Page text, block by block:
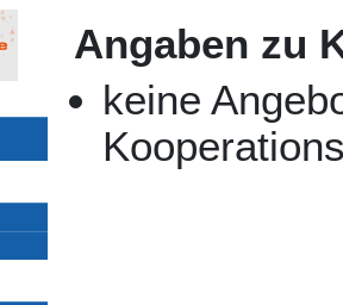
Angaben zu
keine